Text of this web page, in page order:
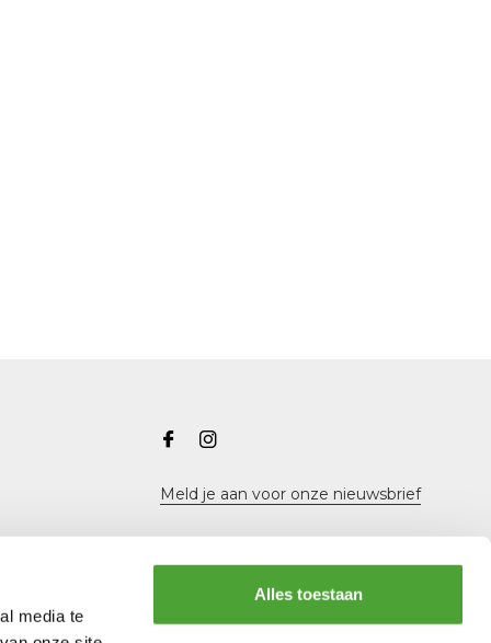
media te
Alles toestaan
Meld je aan voor onze nieuwsbrief